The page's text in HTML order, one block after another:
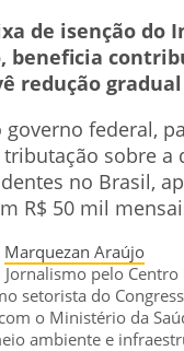
de isenção do
beneficia
redução
governo federal,
tributação sobre
no Brasil,
R$ 50 mil
Marquezan Araújo
pelo
setorista do
o Ministério da
ambiente e